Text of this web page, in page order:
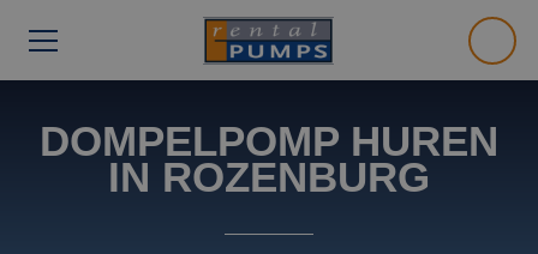
DOMPELPOMP HUREN
IN ROZENBURG